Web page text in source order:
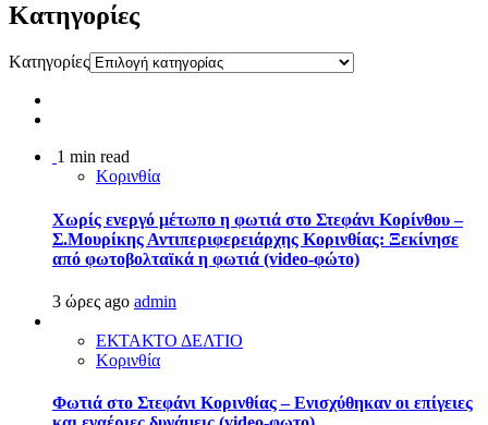
Kατηγορίες
Kατηγορίες
1 min read
Κορινθία
Χωρίς ενεργό μέτωπο η φωτιά στο Στεφάνι Κορίνθου –
Σ.Μουρίκης Αντιπεριφερειάρχης Κορινθίας: Ξεκίνησε
από φωτοβολταϊκά η φωτιά (video-φώτο)
3 ώρες ago admin
ΕΚΤΑΚΤΟ ΔΕΛΤΙΟ
Κορινθία
Φωτιά στο Στεφάνι Κορινθίας – Ενισχύθηκαν οι επίγειες